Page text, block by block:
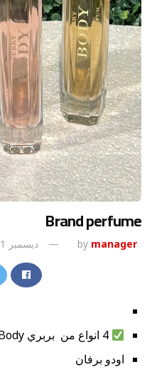
Brand perfume
by manager ديسمبر 31, 2023
4 انواع من بربري Body
اودو برفان